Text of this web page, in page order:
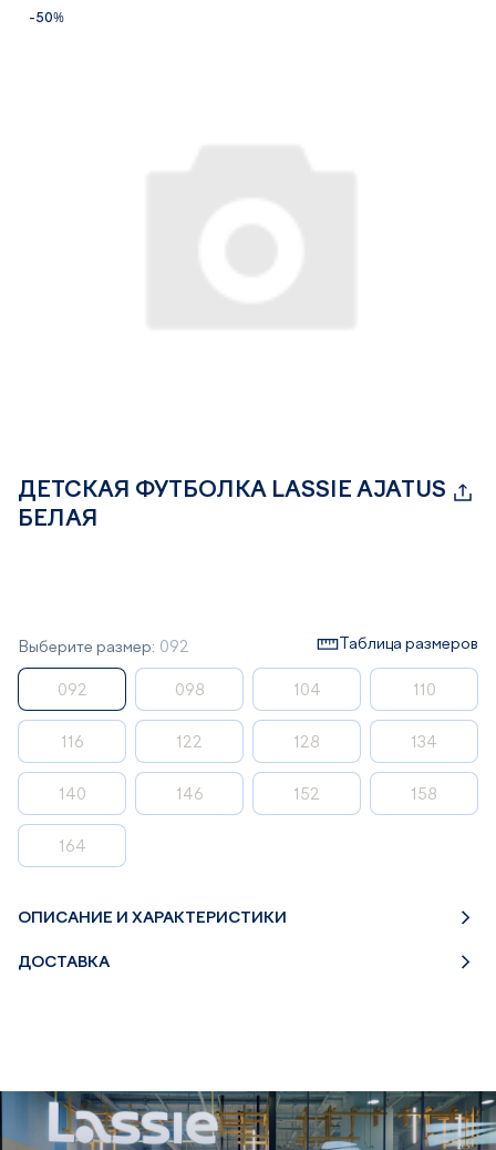
-50%
ДЕТСКАЯ ФУТБОЛКА LASSIE AJATUS
БЕЛАЯ
Выберите размер: 092 Таблица размеров
092 098 104 110
116 122 128 134
140 146 152 158
164
ОПИСАНИЕ И ХАРАКТЕРИСТИКИ
ДОСТАВКА